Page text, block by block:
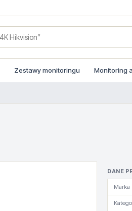
Zestawy monitoringu Monitoring
DANE
Marka